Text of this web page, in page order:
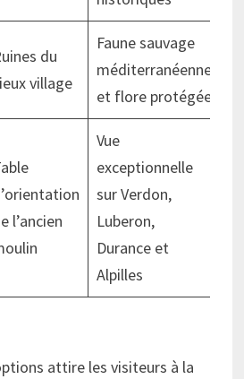
du
village
Faune sauvage
méditerranéenne
et flore protégée
l’ancien
Vue
exceptionnelle
sur Verdon,
Luberon,
Durance et
Alpilles
attire les visiteurs à la